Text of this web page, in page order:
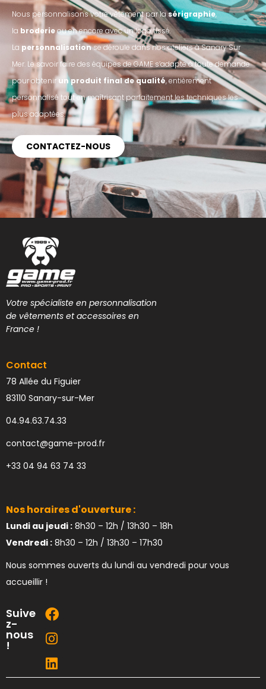
Nous personnalisons votre vêtement par lasérigraphie,
la broderieou en encore avec un logo tissé.
La personnalisationse déroule dans nos ateliers à Sanary Sur
Mer. Le savoir faire des équipes de GAMEs’adapte à toute demande
pour obtenir un produit final de qualité, entièrement
personnalisé tout en maîtrisant parfaitement les techniques les
plus adaptées.
CONTACTEZ-NOUS
Votre spécialiste en personnalisation
de vêtements et accessoires en
France !
Contact
78 Allée du Figuier
83110 Sanary-sur-Mer
04.94.63.74.33
contact@game-prod.fr
+33 04 94 63 74 33
Nos horaires d'ouverture :
Lundi au jeudi : 8h30 – 12h / 13h30 – 18h
Vendredi : 8h30 – 12h / 13h30 – 17h30
Nous sommes ouverts du lundi au vendredi pour vous
accueillir !
Suive
z-
nous
!